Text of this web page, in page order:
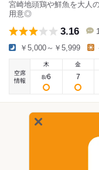
宮崎地頭鶏や鮮魚を大人
用意◎
3.16
￥5,000～￥5,999
空席
情報
木
8/6
金
7